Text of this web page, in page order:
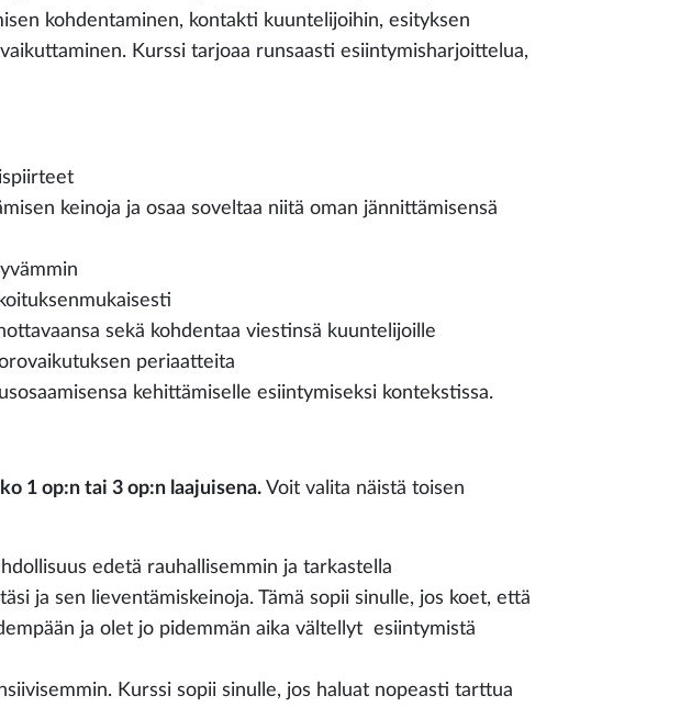
kohdentaminen, kontakti kuuntelijoihin, esityksen
Kurssi tarjoaa runsaasti esiintymisharjoittelua,
keinoja ja osaa soveltaa niitä oman jännittämisensä
sekä kohdentaa viestinsä kuuntelijoille
periaatteita
kehittämiselle esiintymiseksi kontekstissa.
1 op:n tai 3 op:n laajuisena. Voit valita näistä toisen
edetä rauhallisemmin ja tarkastella
ja sen lieventämiskeinoja. Tämä sopii sinulle, jos koet, että
ja olet jo pidemmän aika vältellyt esiintymistä
Kurssi sopii sinulle, jos haluat nopeasti tarttua